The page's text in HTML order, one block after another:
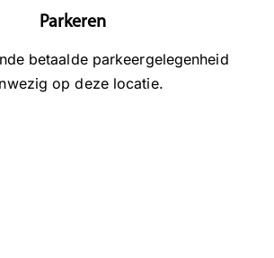
Parkeren
betaalde parkeergelegenheid
op deze locatie.